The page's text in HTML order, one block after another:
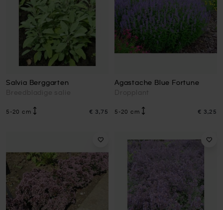
Salvia Berggarten
Breedbladige salie
5-20 cm € 3,75
Agastache Blue Fortune
Dropplant
5-20 cm € 3,25